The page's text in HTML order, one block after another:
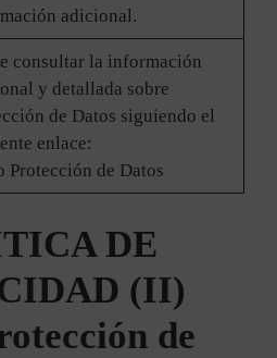
adicional.
consultar la información
y detallada sobre
de Datos siguiendo el
enlace:
Protección de Datos
DE
(II)
de